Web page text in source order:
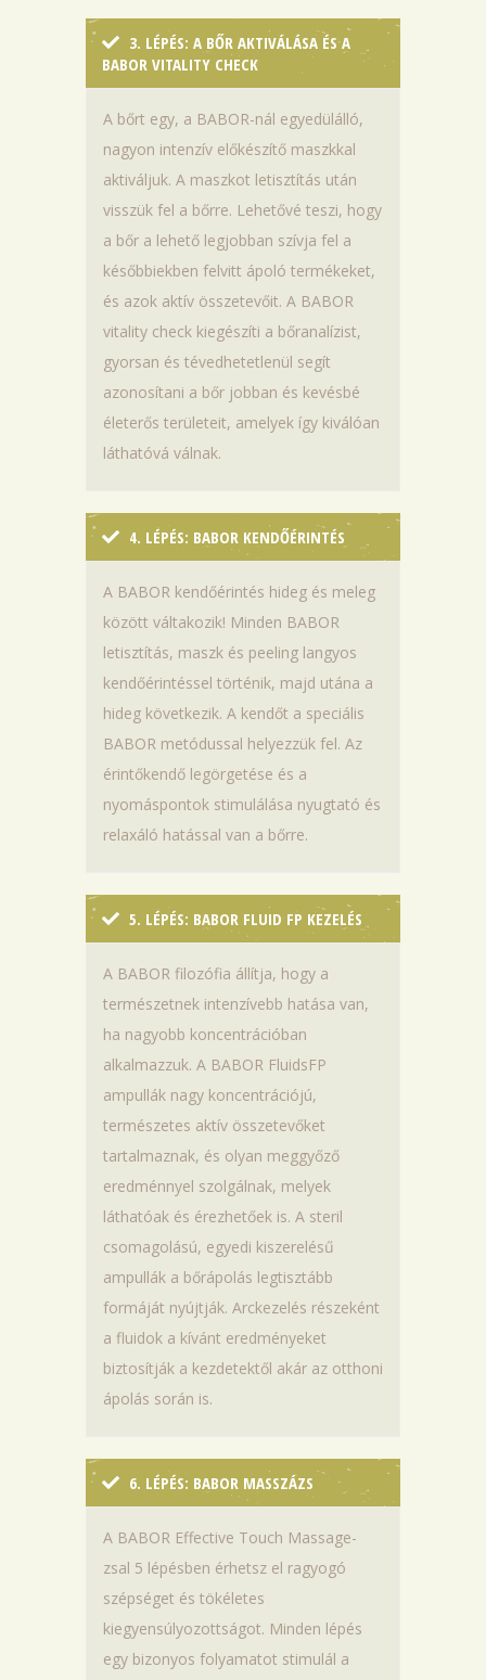
3. LÉPÉS: A BŐR AKTIVÁLÁSA ÉS A
BABOR VITALITY CHECK
A bőrt egy, a BABOR-nál egyedülálló,
nagyon intenzív előkészítő maszkkal
aktiváljuk. A maszkot letisztítás után
visszük fel a bőrre. Lehetővé teszi, hogy
a bőr a lehető legjobban szívja fel a
későbbiekben felvitt ápoló termékeket,
és azok aktív összetevőit. A BABOR
vitality check kiegészíti a bőranalízist,
gyorsan és tévedhetetlenül segít
azonosítani a bőr jobban és kevésbé
életerős területeit, amelyek így kiválóan
láthatóvá válnak.
4. LÉPÉS: BABOR KENDŐÉRINTÉS
A BABOR kendőérintés hideg és meleg
között váltakozik! Minden BABOR
letisztítás, maszk és peeling langyos
kendőérintéssel történik, majd utána a
hideg következik. A kendőt a speciális
BABOR metódussal helyezzük fel. Az
érintőkendő legörgetése és a
nyomáspontok stimulálása nyugtató és
relaxáló hatással van a bőrre.
5. LÉPÉS: BABOR FLUID FP KEZELÉS
A BABOR filozófia állítja, hogy a
természetnek intenzívebb hatása van,
ha nagyobb koncentrációban
alkalmazzuk. A BABOR FluidsFP
ampullák nagy koncentrációjú,
természetes aktív összetevőket
tartalmaznak, és olyan meggyőző
eredménnyel szolgálnak, melyek
láthatóak és érezhetőek is. A steril
csomagolású, egyedi kiszerelésű
ampullák a bőrápolás legtisztább
formáját nyújtják. Arckezelés részeként
a fluidok a kívánt eredményeket
biztosítják a kezdetektől akár az otthoni
ápolás során is.
6. LÉPÉS: BABOR MASSZÁZS
A BABOR Effective Touch Massage-
zsal 5 lépésben érhetsz el ragyogó
szépséget és tökéletes
kiegyensúlyozottságot. Minden lépés
egy bizonyos folyamatot stimulál a